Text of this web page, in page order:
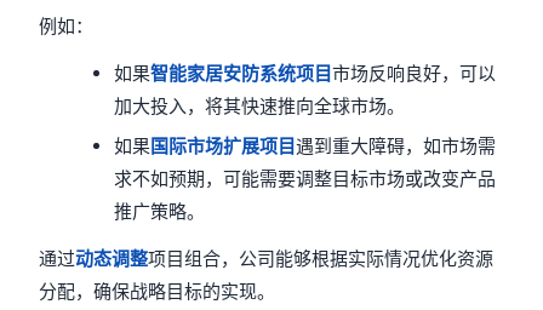
例如：
如果智能家居安防系统项目市场反响良好，可以
加大投入，将其快速推向全球市场。
如果国际市场扩展项目遇到重大障碍，如市场需
求不如预期，可能需要调整目标市场或改变产品
推广策略。
通过动态调整项目组合，公司能够根据实际情况优化资源
分配，确保战略目标的实现。